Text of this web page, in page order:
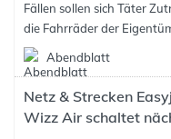
Fällen sollen sich Täter
die Fahrräder der
Abendblatt
Netz & Strecken
Wizz Air schaltet